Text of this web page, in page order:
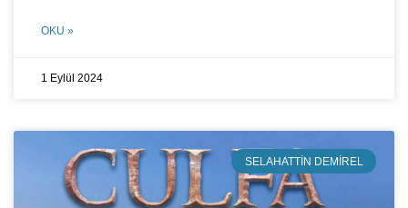
OKU »
1 Eylül 2024
SELAHATTIN DEMIREL